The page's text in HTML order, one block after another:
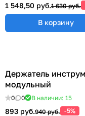
1 548,50 руб.1 630 руб.
В корзину
Держатель
модульный
0 0 В наличии: 15
893 руб.940 руб. -5%